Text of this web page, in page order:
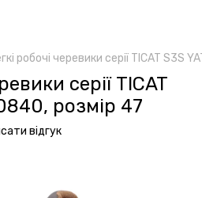
робочі черевики серії TICAT S3S
серії TICAT
розмір 47
відгук